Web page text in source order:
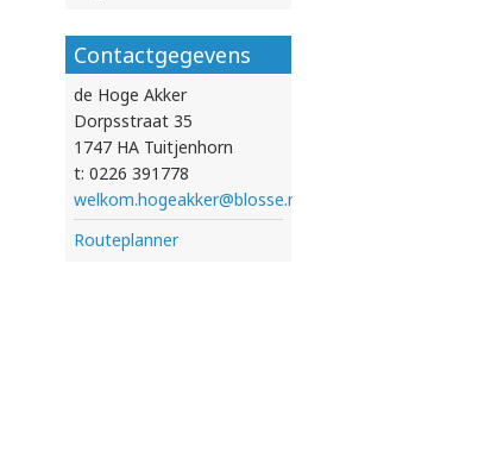
Contactgegevens
de Hoge Akker
Dorpsstraat 35
1747 HA Tuitjenhorn
t: 0226 391778
welkom.hogeakker@blosse.nl
Routeplanner